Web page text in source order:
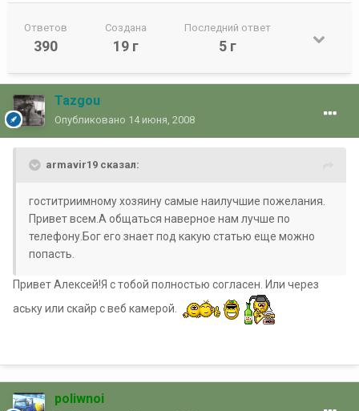
Ответов
390
Создана
19 г
Последний ответ
5 г
Tazgou
Опубликовано 14 июня, 2008
armavir19 сказал:
гоститриимному хозяину самые наилучшие пожелания.
Привет всем.А общаться наверное нам лучше по
телефону.Бог его знает под какую статью еще можно
попасть.
Привет Алексей!Я с тобой полностью согласен. Или через
аську или скайр с веб камерой.
poliwnoi